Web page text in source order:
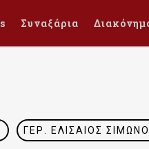
Συναξάρια
ΓΈΡ. ΕΛΙΣΑΊΟΣ